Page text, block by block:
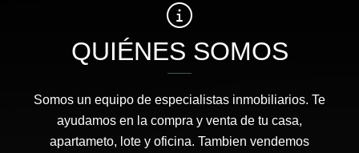
QUIÉNES SOMOS
Somos un equipo de especialistas inmobiliarios. Te
ayudamos en la compra y venta de tu casa,
apartameto, lote y oficina. Tambien vendemos